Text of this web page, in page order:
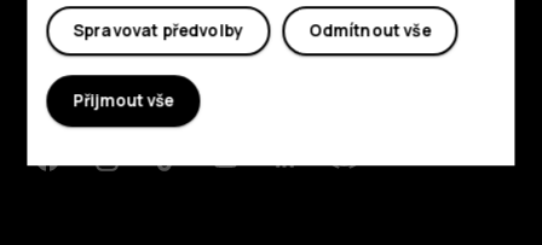
O nás
Planet and people
Podpora
FacebookInstagram
TiktokYoutubeLinkedinDiscord
Odmítnout vše
Spravovat předvolby
Přijmout vše